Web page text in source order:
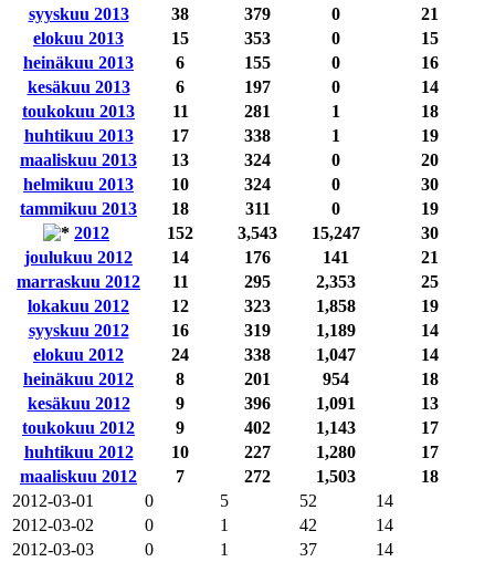
syyskuu 2013
38 379 0
21
elokuu 2013
15 353 0
15
heinäkuu 2013
6 155 0
16
kesäkuu 2013
6 197 0
14
toukokuu 2013
11 281 1
18
huhtikuu 2013
17 338 1
19
maaliskuu 2013
13 324 0
20
helmikuu 2013
10 324 0
30
tammikuu 2013
18 311 0
19
2012
152 3,543 15,247
30
joulukuu 2012
14 176 141
21
marraskuu 2012
11 295 2,353
25
lokakuu 2012
12 323 1,858
19
syyskuu 2012
16 319 1,189
14
elokuu 2012
24 338 1,047
14
heinäkuu 2012
8 201 954
18
kesäkuu 2012
9 396 1,091
13
toukokuu 2012
9 402 1,143
17
huhtikuu 2012
10 227 1,280
17
maaliskuu 2012
7 272 1,503
18
2012-03-01
0 5 52
14
2012-03-02
0 1 42
14
2012-03-03
0 1 37
14